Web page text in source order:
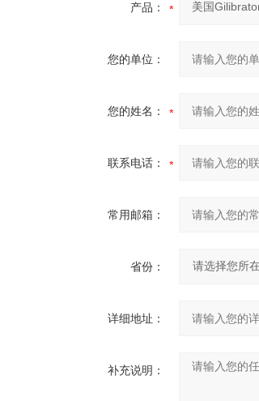
产品：
您的单位：
您的姓名：
联系电话：
常用邮箱：
省份：
详细地址：
补充说明：